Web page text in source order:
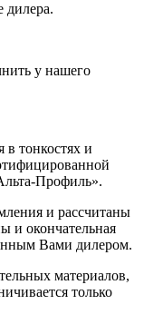
дилера.
у нашего
в тонкостях и
Профиль».
и рассчитаны
и окончательная
Вами дилером.
материалов,
только